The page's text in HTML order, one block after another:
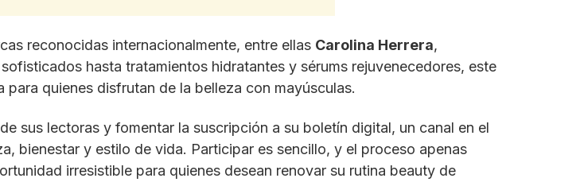
reconocidas internacionalmente, entre ellas Carolina Herrera,
hasta tratamientos hidratantes y sérums rejuvenecedores, este
quienes disfrutan de la belleza con mayúsculas.
sus lectoras y fomentar la suscripción a su boletín digital, un canal en el
bienestar y estilo de vida. Participar es sencillo, y el proceso apenas
irresistible para quienes desean renovar su rutina beauty de